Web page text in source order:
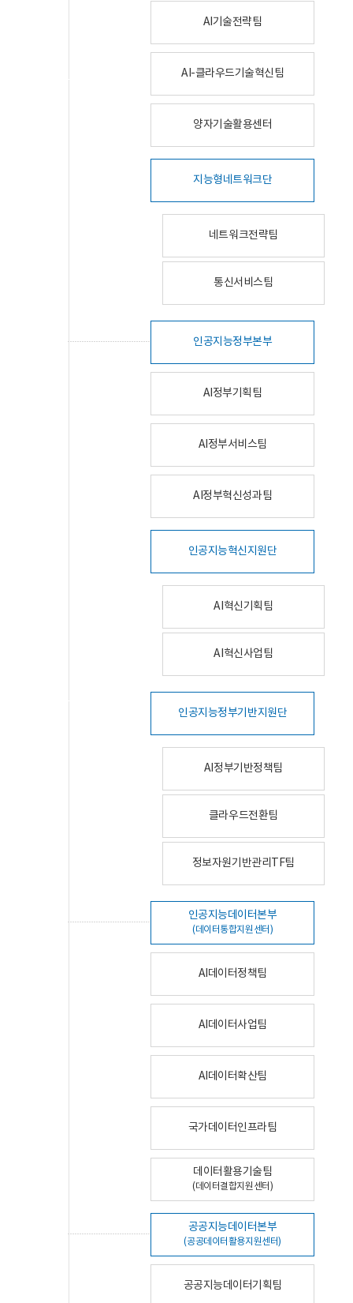
AI기술전략팀
AI-클라우드기술혁신팀
양자기술활용센터
지능형네트워크단
네트워크전략팀
통신서비스팀
인공지능정부본부
AI정부기획팀
AI정부서비스팀
AI정부혁신성과팀
인공지능혁신지원단
AI혁신기획팀
AI혁신사업팀
인공지능정부기반지원단
AI정부기반정책팀
클라우드전환팀
정보자원기반관리TF팀
인공지능데이터본부
(데이터통합지원센터)
AI데이터정책팀
AI데이터사업팀
AI데이터확산팀
국가데이터인프라팀
데이터활용기술팀
(데이터결합지원센터)
공공지능데이터본부
(공공데이터활용지원센터)
공공지능데이터기획팀